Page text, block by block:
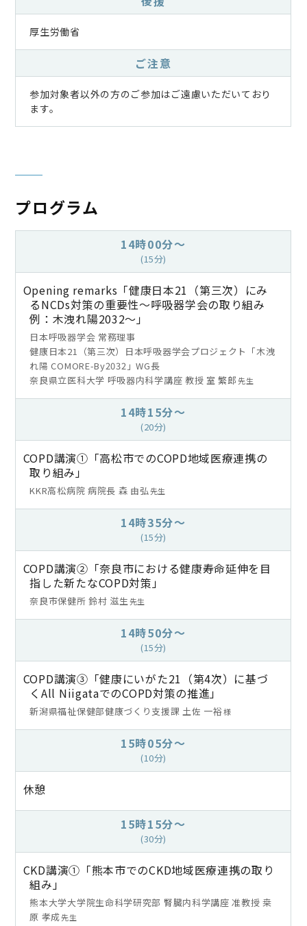
厚生労働省
ご注意
参加対象者以外の方のご参加はご遠慮いただいており
ます。
プログラム
14時00分～
(15分)
Opening remarks「健康日本21（第三次）にみ
るNCDs対策の重要性～呼吸器学会の取り組み
例：木洩れ陽2032～」
日本呼吸器学会 常務理事
健康日本21（第三次）日本呼吸器学会プロジェクト「木洩
れ陽 COMORE-By2032」WG長
奈良県立医科大学 呼吸器内科学講座 教授 室 繁郎先生
14時15分～
(20分)
COPD講演①「高松市でのCOPD地域医療連携の
取り組み」
KKR高松病院 病院長 森 由弘先生
14時35分～
(15分)
COPD講演②「奈良市における健康寿命延伸を目
指した新たなCOPD対策」
奈良市保健所 鈴村 滋生先生
14時50分～
(15分)
COPD講演③「健康にいがた21（第4次）に基づ
くAll NiigataでのCOPD対策の推進」
新潟県福祉保健部健康づくり支援課 土佐 一裕様
15時05分～
(10分)
休憩
15時15分～
(30分)
CKD講演①「熊本市でのCKD地域医療連携の取り
組み」
熊本大学大学院生命科学研究部 腎臓内科学講座 准教授 桒
原 孝成先生